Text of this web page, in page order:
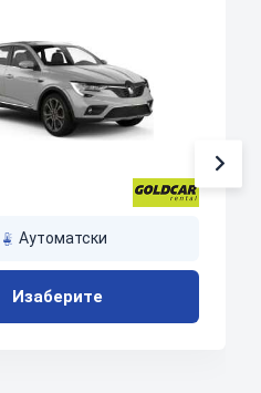
Аутоматски
Изаберите